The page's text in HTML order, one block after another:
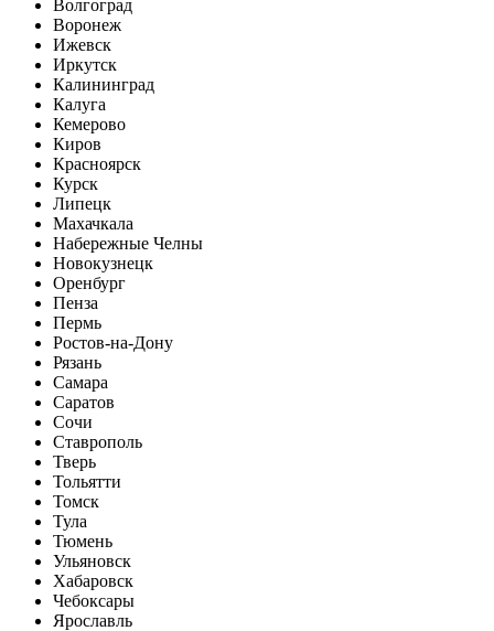
Волгоград
Воронеж
Ижевск
Иркутск
Калининград
Калуга
Кемерово
Киров
Красноярск
Курск
Липецк
Махачкала
Набережные Челны
Новокузнецк
Оренбург
Пенза
Пермь
Ростов-на-Дону
Рязань
Самара
Саратов
Сочи
Ставрополь
Тверь
Тольятти
Томск
Тула
Тюмень
Ульяновск
Хабаровск
Чебоксары
Ярославль